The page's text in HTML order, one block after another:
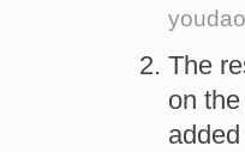
youdao
The
on the
added